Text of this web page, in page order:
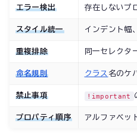
エラー検出 存在しないプ
スタイル統一 インデント幅
重複排除 同一セレクタ
命名規則 クラス 名のケ
禁止事項 !important
プロパティ順序 アルファベッ